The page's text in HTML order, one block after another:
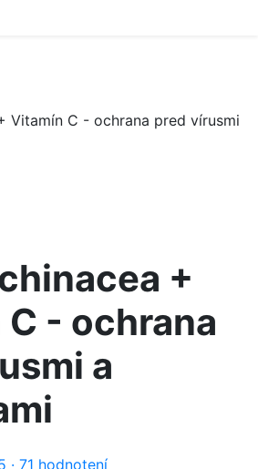
Vitamín C - ochrana pred vírusmi
+
- ochrana
a
· 71 hodnotení